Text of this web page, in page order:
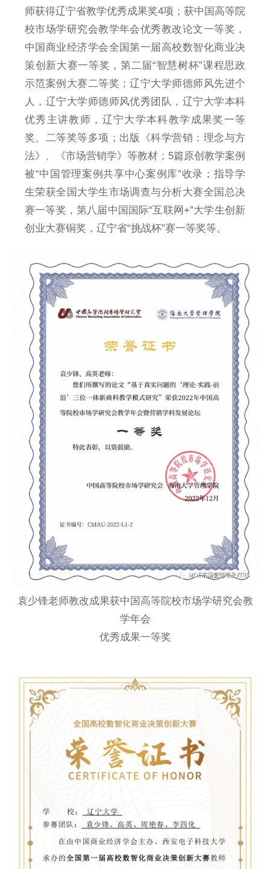
师获得辽宁省教学优秀成果奖4项；获中国高等院
校市场学研究会教学年会优秀教改论文一等奖，
中国商业经济学会全国第一届高校数智化商业决
策创新大赛一等奖，第二届“智慧树杯”课程思政
示范案例大赛二等奖；辽宁大学师德师风先进个
人，辽宁大学师德师风优秀团队，辽宁大学本科
优秀主讲教师，辽宁大学本科教学成果奖一等
奖、二等奖等多项；出版《科学营销：理念与方
法》、《市场营销学》等教材；5篇原创教学案例
被“中国管理案例共享中心案例库”收录；指导学
生荣获全国大学生市场调查与分析大赛全国总决
赛一等奖，第八届中国国际“互联网+”大学生创新
创业大赛铜奖，辽宁省“挑战杯”赛一等奖等。
袁少锋老师教改成果获中国高等院校市场学研究会教
学年会
优秀成果一等奖